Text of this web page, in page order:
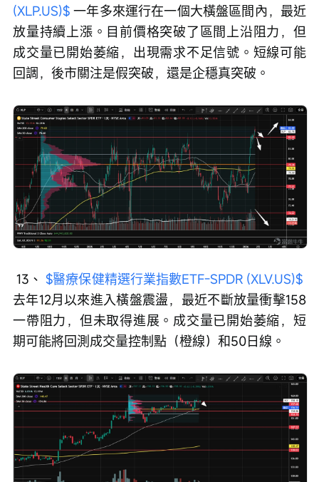
(XLP.US)$ 一年多來運行在一個大橫盤區間內，最近
放量持續上漲。目前價格突破了區間上沿阻力，但
成交量已開始萎縮，出現需求不足信號。短線可能
回調，後市關注是假突破，還是企穩真突破。
13、 $醫療保健精選行業指數ETF-SPDR (XLV.US)$
去年12月以來進入橫盤震盪，最近不斷放量衝擊158
一帶阻力，但未取得進展。成交量已開始萎縮，短
期可能將回測成交量控制點（橙線）和50日線。